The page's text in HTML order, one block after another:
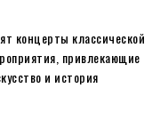
концерты классической
привлекающие
и история